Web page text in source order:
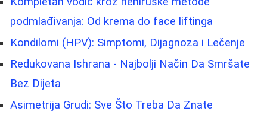
podmlađivanja: Od krema do face liftinga
Kondilomi (HPV): Simptomi, Dijagnoza i Lečenje
Redukovana Ishrana - Najbolji Način Da Smršate
Bez Dijeta
Asimetrija Grudi: Sve Što Treba Da Znate